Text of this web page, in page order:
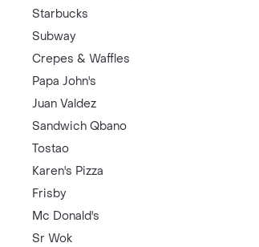
Starbucks
Subway
Crepes & Waffles
Papa John's
Juan Valdez
Sandwich Qbano
Tostao
Karen's Pizza
Frisby
Mc Donald's
Sr Wok